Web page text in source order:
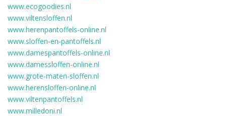
www.ecogoodies.nl
www.viltensloffen.nl
www.herenpantoffels-online.nl
www.sloffen-en-pantoffels.nl
www.damespantoffels-online.nl
www.damessloffen-online.nl
www.grote-maten-sloffen.nl
www.herensloffen-online.nl
www.viltenpantoffels.nl
www.milledoni.nl